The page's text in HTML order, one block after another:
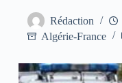
Rédaction
Algérie-France